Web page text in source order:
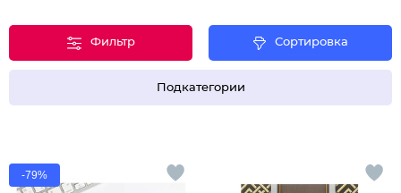
Фильтр Сортировка
Подкатегории
-79%